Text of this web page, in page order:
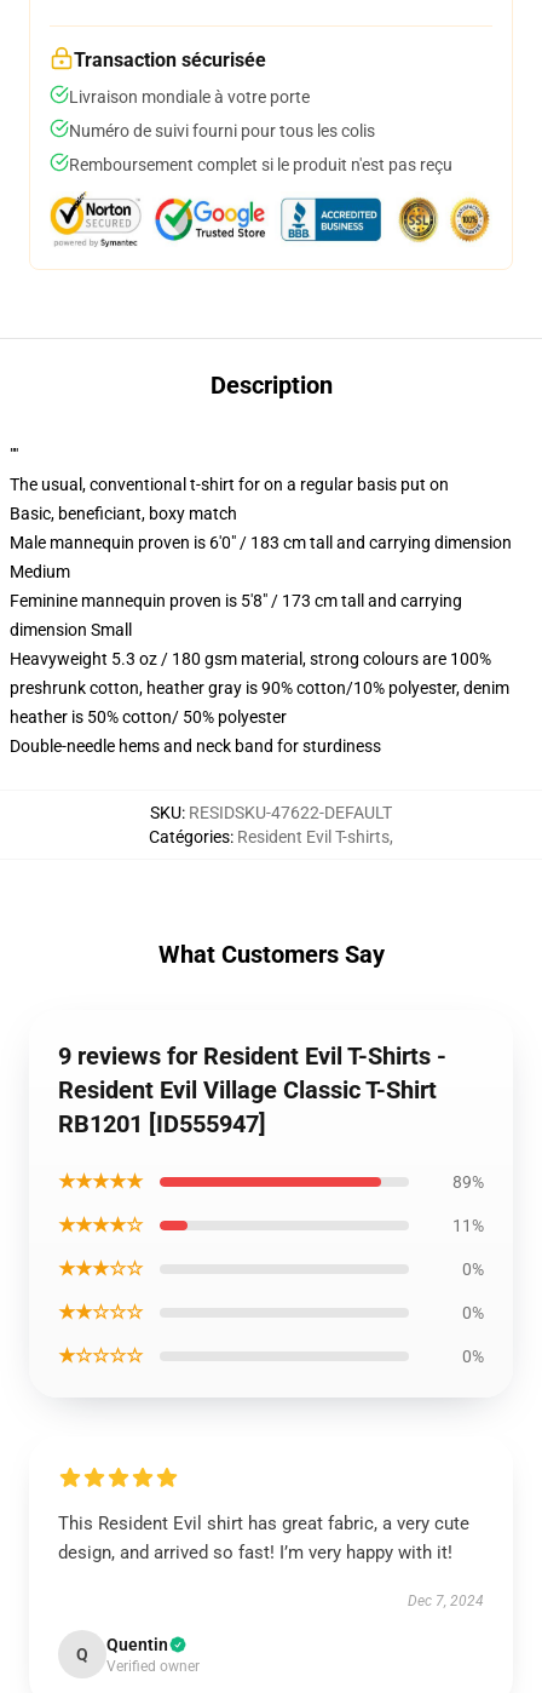
Transaction sécurisée
Livraison mondiale à votre porte
Numéro de suivi fourni pour tous les colis
Remboursement complet si le produit n'est pas reçu
Description
""
The usual, conventional t-shirt for on a regular basis put on
Basic, beneficiant, boxy match
Male mannequin proven is 6'0" / 183 cm tall and carrying dimension
Medium
Feminine mannequin proven is 5'8" / 173 cm tall and carrying
dimension Small
Heavyweight 5.3 oz / 180 gsm material, strong colours are 100%
preshrunk cotton, heather gray is 90% cotton/10% polyester, denim
heather is 50% cotton/ 50% polyester
Double-needle hems and neck band for sturdiness
SKU: RESIDSKU-47622-DEFAULT
Catégories: Resident Evil T-shirts,
What Customers Say
9 reviews for Resident Evil T-Shirts -
Resident Evil Village Classic T-Shirt
RB1201 [ID555947]
★★★★★ 89%
★★★★☆ 11%
★★★☆☆ 0%
★★☆☆☆ 0%
★☆☆☆☆ 0%
This Resident Evil shirt has great fabric, a very cute
design, and arrived so fast! I’m very happy with it!
Dec 7, 2024
Q Quentin
Verified owner